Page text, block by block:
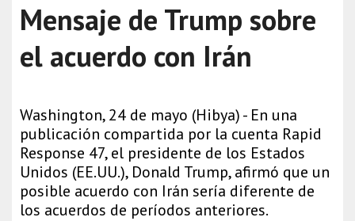
Mensaje de Trump sobre
el acuerdo con Irán
Washington, 24 de mayo (Hibya) - En una
publicación compartida por la cuenta Rapid
Response 47, el presidente de los Estados
Unidos (EE.UU.), Donald Trump, afirmó que un
posible acuerdo con Irán sería diferente de
los acuerdos de períodos anteriores.